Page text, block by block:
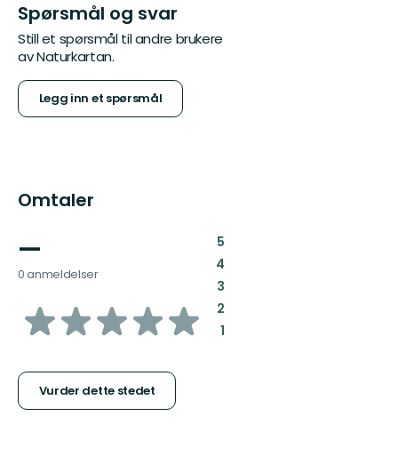
Spørsmål og svar
Still et spørsmål til andre brukere
av Naturkartan.
Legg inn et spørsmål
Omtaler
—
0 anmeldelser
av
stjerner
Vurder dette stedet
5:
4:
3:
2:
1: